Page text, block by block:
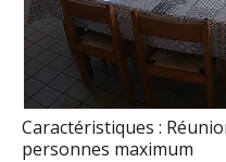
Caractéristiques :
personnes maximum